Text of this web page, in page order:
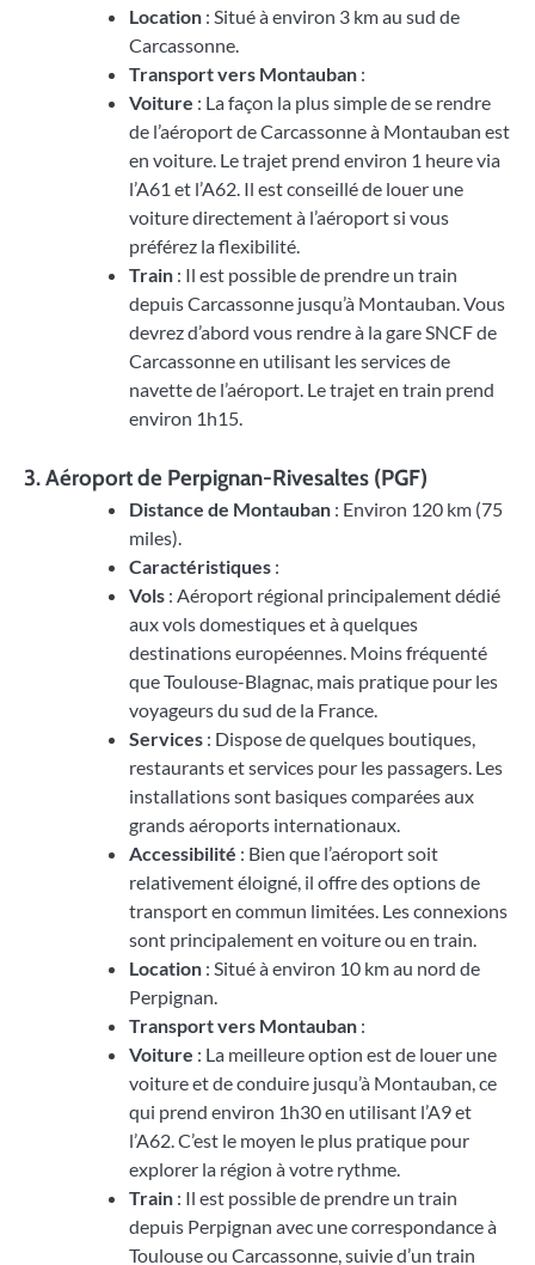
Location : Situé à environ 3 km au sud de
Carcassonne.
Transport vers Montauban :
Voiture : La façon la plus simple de se rendre
de l’aéroport de Carcassonne à Montauban est
en voiture. Le trajet prend environ 1 heure via
l’A61 et l’A62. Il est conseillé de louer une
voiture directement à l’aéroport si vous
préférez la flexibilité.
Train : Il est possible de prendre un train
depuis Carcassonne jusqu’à Montauban. Vous
devrez d’abord vous rendre à la gare SNCF de
Carcassonne en utilisant les services de
navette de l’aéroport. Le trajet en train prend
environ 1h15.
3.Aéroport de Perpignan-Rivesaltes (PGF)
Distance de Montauban : Environ 120 km (75
miles).
Caractéristiques :
Vols : Aéroport régional principalement dédié
aux vols domestiques et à quelques
destinations européennes. Moins fréquenté
que Toulouse-Blagnac, mais pratique pour les
voyageurs du sud de la France.
Services : Dispose de quelques boutiques,
restaurants et services pour les passagers. Les
installations sont basiques comparées aux
grands aéroports internationaux.
Accessibilité : Bien que l’aéroport soit
relativement éloigné, il offre des options de
transport en commun limitées. Les connexions
sont principalement en voiture ou en train.
Location : Situé à environ 10 km au nord de
Perpignan.
Transport vers Montauban :
Voiture : La meilleure option est de louer une
voiture et de conduire jusqu’à Montauban, ce
qui prend environ 1h30 en utilisant l’A9 et
l’A62. C’est le moyen le plus pratique pour
explorer la région à votre rythme.
Train : Il est possible de prendre un train
depuis Perpignan avec une correspondance à
Toulouse ou Carcassonne, suivie d’un train